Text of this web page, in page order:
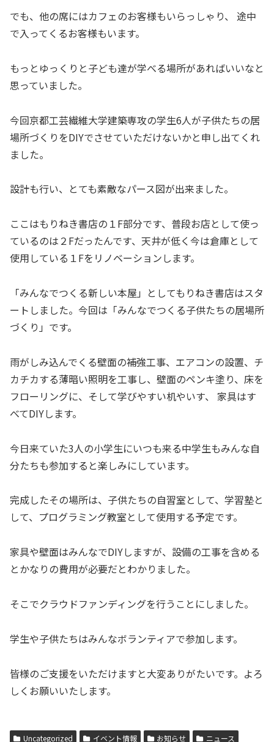
でも、他の席にはカフェのお客様もいらっしゃり、 途中
で入ってくるお客様もいます。
もっとゆっくりと子ども達が学べる場所があればいいなと
思っていました。
今回京都工芸繊維大学建築専攻の学生6人が子供たちの居
場所づくりをDIYでさせていただけないかと申し出てくれ
ました。
設計も行い、とても素敵なパース図が出来ました。
ここはもりねき書店の１F部分です、普段お店として使っ
ているのは２Fだったんです、天井が低く今は倉庫として
使用している１Fをリノベーションします。
「みんなでつくる新しい本屋」としてもりねき書店はスタ
ートしました。今回は「みんなでつくる子供たちの居場所
づくり」です。
雨がしみ込んでくる壁面の補強工事、エアコンの設置、チ
カチカする薄暗い照明を工事し、壁面のペンキ塗り、床を
フローリングに、そして学びやすい机やいす、 家具はす
べてDIYします。
今日来ていた3人の小学生にいつも来る中学生もみんな自
分たちも参加すると楽しみにしています。
完成したその場所は、子供たちの自習室として、学習塾と
して、プログラミング教室として使用する予定です。
家具や壁面はみんなでDIYしますが、設備の工事を含める
とかなりの費用が必要だとわかりました。
そこでクラウドファンディングを行うことにしました。
学生や子供たちはみんなボランティアで参加します。
皆様のご支援をいただけますと大変ありがたいです。よろ
しくお願いいたします。
Uncategorized イベント情報 お知らせ ニュース